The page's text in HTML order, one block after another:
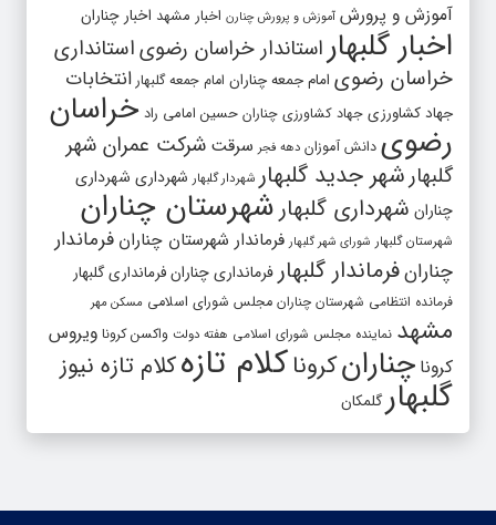
آموزش و پرورش آموزش و پرورش چنارن اخبار مشهد اخبار چناران
اخبار گلبهار استاندار خراسان رضویاستانداری
خراسان رضوی امام جمعه چناران امام جمعه گلبهار انتخابات
جهاد کشاورزی جهاد کشاورزی چناران حسین امامی راد خراسان
رضوی دانش آموزان دهه فجر سرقت شرکت عمران شهر
گلبهار شهر جدید گلبهار شهردار گلبهار شهرداری شهرداری
چناران شهرداری گلبهار شهرستان چناران
شهرستان گلبهار شورای شهر گلبهار فرماندار شهرستان چناران فرماندار
چنارانفرماندار گلبهار فرمانداری چنارانفرمانداری گلبهار
فرمانده انتظامی شهرستان چناران مجلس شورای اسلامی مسکن مهر
مشهد نماینده مجلس شورای اسلامی هفته دولت واکسن کرونا ویروس
کرونا چنارانکروناکلام تازهکلام تازه نیوز
گلبهار گلمکان